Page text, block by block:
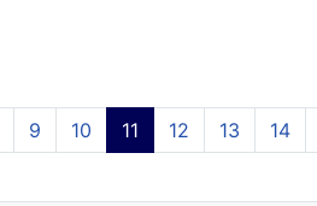
9 10 11 12 13 14